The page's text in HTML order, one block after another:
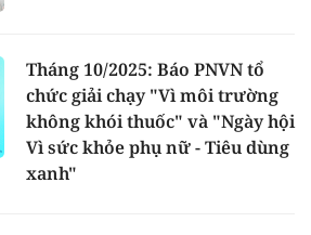
Tháng 10/2025: Báo PNVN tổ
chức giải chạy "Vì môi trường
không khói thuốc" và "Ngày hội
Vì sức khỏe phụ nữ - Tiêu dùng
xanh"